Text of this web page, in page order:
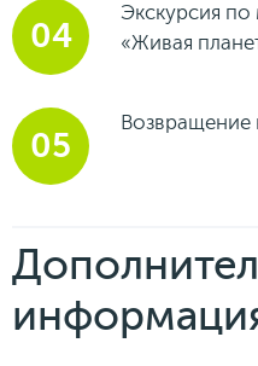
Экскурсия
«Живая
Возвращение